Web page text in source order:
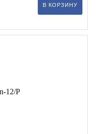
В КОРЗИНУ